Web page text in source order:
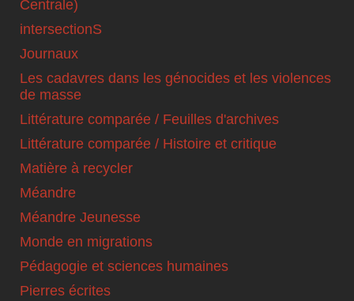
Centrale)
intersectionS
Journaux
Les cadavres dans les génocides et les violences
de masse
Littérature comparée / Feuilles d'archives
Littérature comparée / Histoire et critique
Matière à recycler
Méandre
Méandre Jeunesse
Monde en migrations
Pédagogie et sciences humaines
Pierres écrites